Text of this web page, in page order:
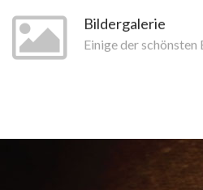
Bildergalerie
Einige der